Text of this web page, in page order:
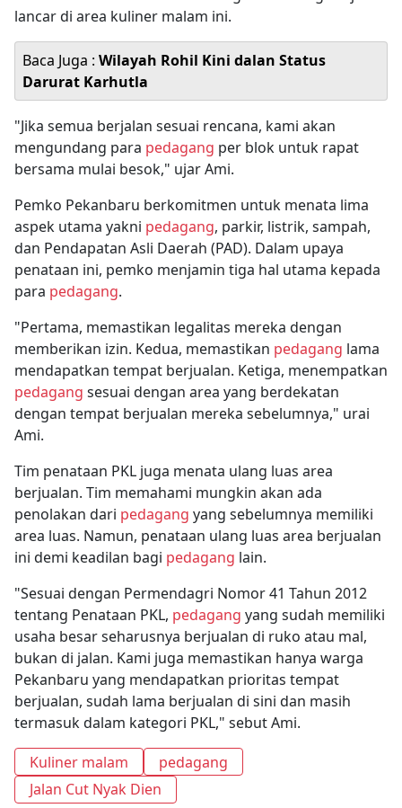
lancar di area kuliner malam ini.
Baca Juga : Wilayah Rohil Kini dalan Status
Darurat Karhutla
"Jika semua berjalan sesuai rencana, kami akan
mengundang para pedagang per blok untuk rapat
bersama mulai besok," ujar Ami.
Pemko Pekanbaru berkomitmen untuk menata lima
aspek utama yakni pedagang, parkir, listrik, sampah,
dan Pendapatan Asli Daerah (PAD). Dalam upaya
penataan ini, pemko menjamin tiga hal utama kepada
para pedagang.
"Pertama, memastikan legalitas mereka dengan
memberikan izin. Kedua, memastikan pedagang lama
mendapatkan tempat berjualan. Ketiga, menempatkan
pedagang sesuai dengan area yang berdekatan
dengan tempat berjualan mereka sebelumnya," urai
Ami.
Tim penataan PKL juga menata ulang luas area
berjualan. Tim memahami mungkin akan ada
penolakan dari pedagang yang sebelumnya memiliki
area luas. Namun, penataan ulang luas area berjualan
ini demi keadilan bagi pedagang lain.
"Sesuai dengan Permendagri Nomor 41 Tahun 2012
tentang Penataan PKL, pedagang yang sudah memiliki
usaha besar seharusnya berjualan di ruko atau mal,
bukan di jalan. Kami juga memastikan hanya warga
Pekanbaru yang mendapatkan prioritas tempat
berjualan, sudah lama berjualan di sini dan masih
termasuk dalam kategori PKL," sebut Ami.
Kuliner malam
pedagang
Jalan Cut Nyak Dien